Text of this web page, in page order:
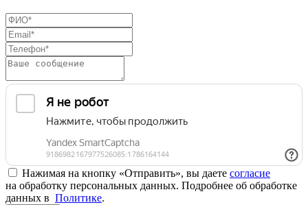
Нажимая на кнопку «Отправить», вы даете согласие
на обработку персональных данных. Подробнее об обработке
данных в Политике.